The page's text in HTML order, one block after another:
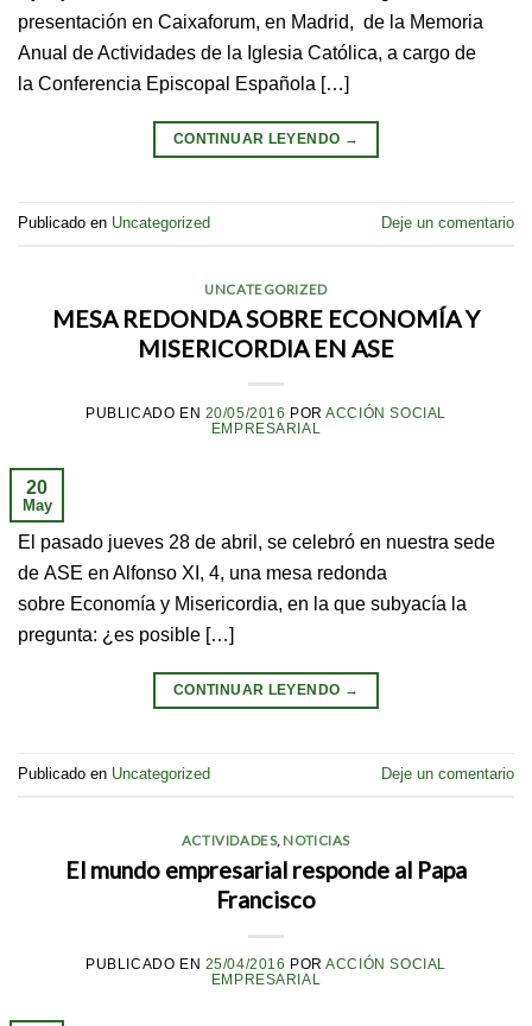
presentación en Caixaforum, en Madrid, de la Memoria
Anual de Actividades de la Iglesia Católica, a cargo de
la Conferencia Episcopal Española […]
CONTINUAR LEYENDO →
Publicado en Uncategorized Deje un comentario
UNCATEGORIZED
MESA REDONDA SOBRE ECONOMÍA Y
MISERICORDIA EN ASE
PUBLICADO EN 20/05/2016 PORACCIÓN SOCIAL
EMPRESARIAL
20
May
El pasado jueves 28 de abril, se celebró en nuestra sede
de ASE en Alfonso XI, 4, una mesa redonda
sobre Economía y Misericordia, en la que subyacía la
pregunta: ¿es posible […]
CONTINUAR LEYENDO →
Publicado en Uncategorized Deje un comentario
ACTIVIDADES, NOTICIAS
El mundo empresarial responde al Papa
Francisco
PUBLICADO EN 25/04/2016 PORACCIÓN SOCIAL
EMPRESARIAL